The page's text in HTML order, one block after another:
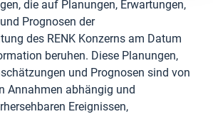
die auf Planungen, Erwartungen,
Prognosen der
des RENK Konzerns am Datum
beruhen. Diese Planungen,
und Prognosen sind von
Annahmen abhängig und
Ereignissen,